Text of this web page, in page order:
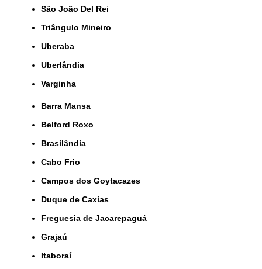
São João Del Rei
Triângulo Mineiro
Uberaba
Uberlândia
Varginha
Barra Mansa
Belford Roxo
Brasilândia
Cabo Frio
Campos dos Goytacazes
Duque de Caxias
Freguesia de Jacarepaguá
Grajaú
Itaboraí